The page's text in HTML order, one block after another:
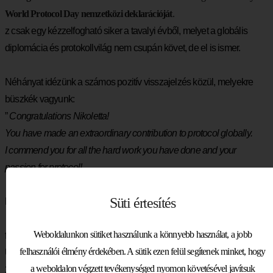
World Protocol Day nemzetközi deklarációját.
z csak egy kézzelfogható siker a tavalyi évből, melyet a globális
diplomácia és protokollvilág nem csupán követ, de el is ismer.
Néhányat idézünk a számos pozitív visszajelzés közül, melyekre
büszkék vagyunk:
”Congratulations Nikoletta!
You have made an extraordinary contribution to protocol globally.
I commend you for all the hard work you have done and your
passion for protocol!„
former Chief of Protocol
United Nations, Vienna
26 Feb 2023
Süti értesítés
Weboldalunkon sütiket használunk a könnyebb használat, a jobb
felhasználói élmény érdekében. A sütik ezen felül segítenek minket, hogy
a weboldalon végzett tevékenységed nyomon követésével javítsuk